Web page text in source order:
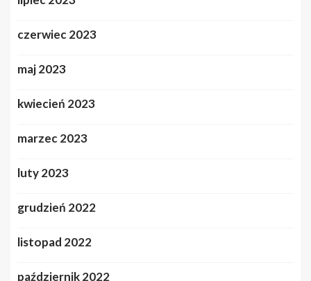
czerwiec 2023
maj 2023
kwiecień 2023
marzec 2023
luty 2023
grudzień 2022
listopad 2022
październik 2022